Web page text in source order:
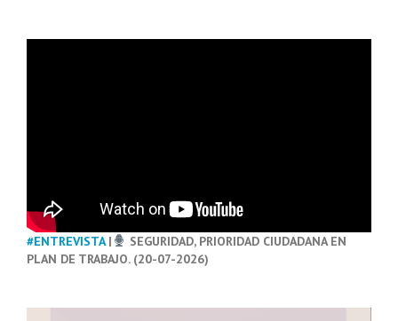
#ENTREVISTA|
SEGURIDAD, PRIORIDAD CIUDADANA EN
PLAN DE TRABAJO. (20-07-2026)